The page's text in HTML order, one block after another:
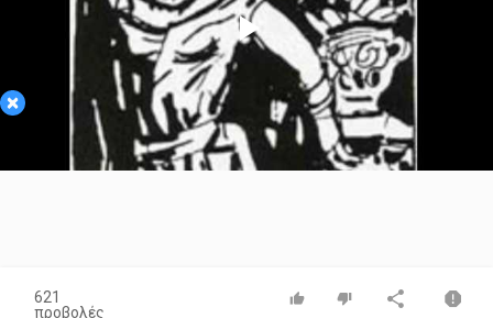
×
Play
Video
621
προβολές